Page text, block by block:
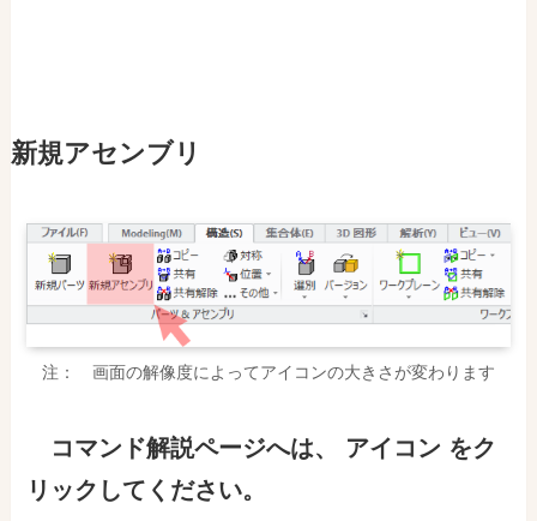
新規アセンブリ
注： 画面の解像度によってアイコンの大きさが変わります
コマンド解説ページへは、 アイコン をク
リックしてください。